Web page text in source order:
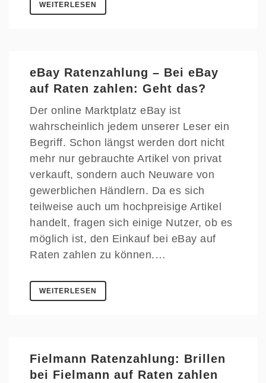
WEITERLESEN
eBay Ratenzahlung – Bei eBay
auf Raten zahlen: Geht das?
Der online Marktplatz eBay ist
wahrscheinlich jedem unserer Leser ein
Begriff. Schon längst werden dort nicht
mehr nur gebrauchte Artikel von privat
verkauft, sondern auch Neuware von
gewerblichen Händlern. Da es sich
teilweise auch um hochpreisige Artikel
handelt, fragen sich einige Nutzer, ob es
möglich ist, den Einkauf bei eBay auf
Raten zahlen zu können.…
WEITERLESEN
Fielmann Ratenzahlung: Brillen
bei Fielmann auf Raten zahlen